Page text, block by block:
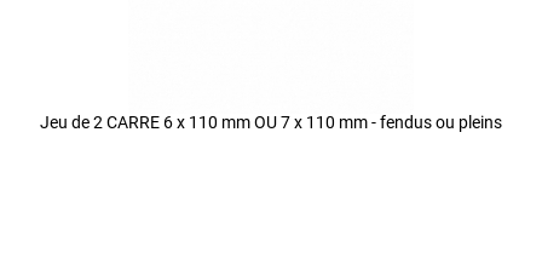
Jeu de 2 CARRE 6 x 110 mm OU 7 x 110 mm - fendus ou pleins